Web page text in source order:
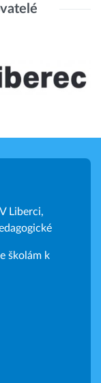
Liberci,
školám k